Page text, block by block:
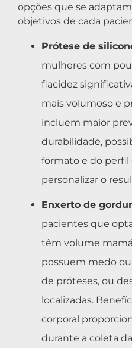
opções que se
objetivos de cada
Prótese de
mulheres com
flacidez
mais volumoso e
incluem maior
durabilidade,
formato e do perfil
personalizar o
Enxerto de
pacientes que
têm volume
possuem medo
de próteses, ou
localizadas.
corporal
durante a coleta